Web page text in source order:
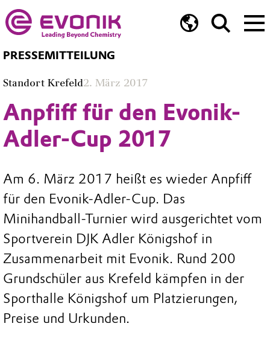
PRESSEMITTEILUNG
Standort Krefeld2. März 2017
Anpfiff für den Evonik-
Adler-Cup 2017
Am 6. März 2017 heißt es wieder Anpfiff
für den Evonik-Adler-Cup. Das
Minihandball-Turnier wird ausgerichtet vom
Sportverein DJK Adler Königshof in
Zusammenarbeit mit Evonik. Rund 200
Grundschüler aus Krefeld kämpfen in der
Sporthalle Königshof um Platzierungen,
Preise und Urkunden.